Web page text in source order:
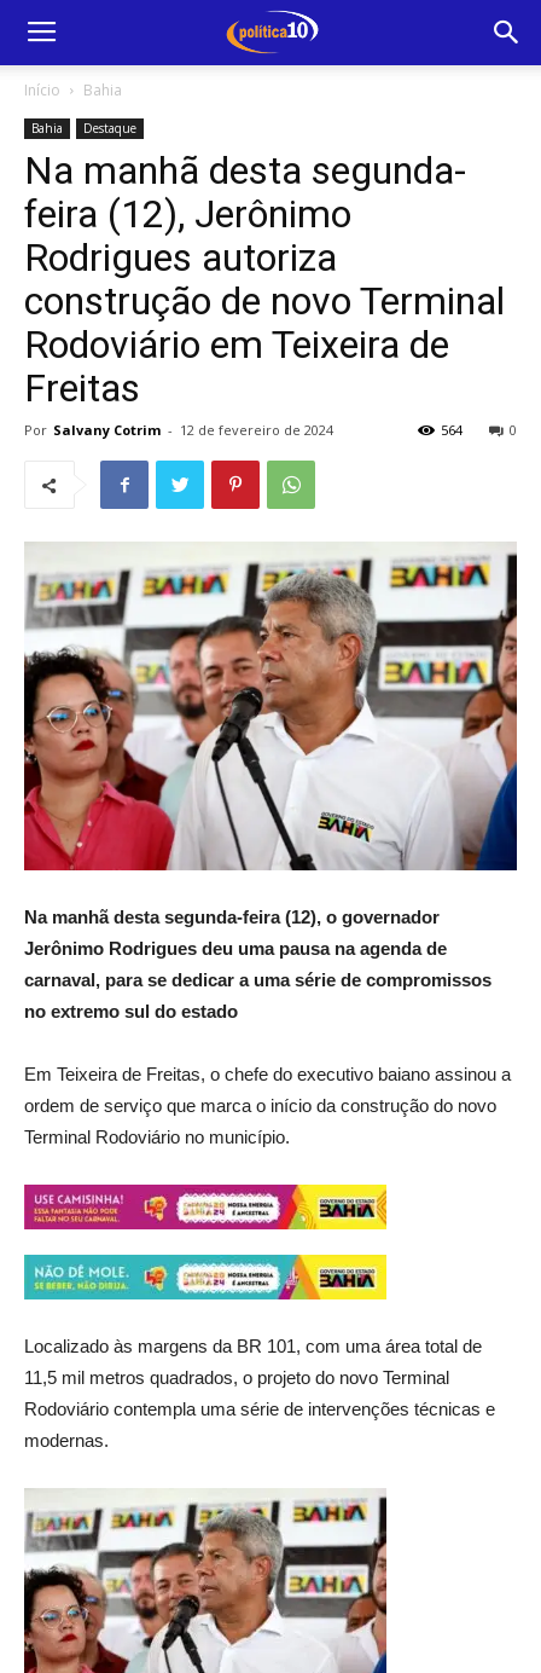
Início Bahia
Bahia Destaque
Na manhã desta segunda-
feira (12), Jerônimo
Rodrigues autoriza
construção de novo Terminal
Rodoviário em Teixeira de
Freitas
Por Salvany Cotrim - 12 de fevereiro de 2024 0
564
Na manhã desta segunda-feira (12), o governador
Jerônimo Rodrigues deu uma pausa na agenda de
carnaval, para se dedicar a uma série de compromissos
no extremo sul do estado
Em Teixeira de Freitas, o chefe do executivo baiano assinou a
ordem de serviço que marca o início da construção do novo
Terminal Rodoviário no município.
Localizado às margens da BR 101, com uma área total de
11,5 mil metros quadrados, o projeto do novo Terminal
Rodoviário contempla uma série de intervenções técnicas e
modernas.